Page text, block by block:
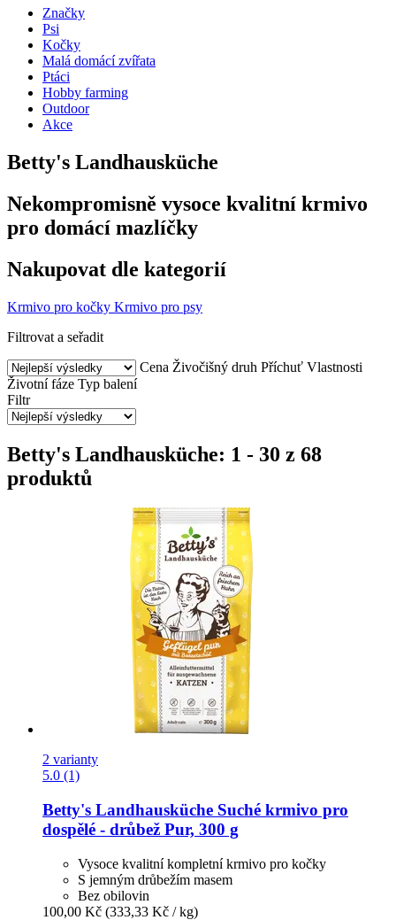
Značky
Psi
Kočky
Malá domácí zvířata
Ptáci
Hobby farming
Outdoor
Akce
Betty's Landhausküche
Nekompromisně vysoce kvalitní krmivo
pro domácí mazlíčky
Nakupovat dle kategorií
Krmivo pro kočky Krmivo pro psy
Filtrovat a seřadit
Cena Živočišný druh Příchuť Vlastnosti
Životní fáze Typ balení
Filtr
Betty's Landhausküche: 1 - 30 z 68
produktů
2 varianty
5.0 (1)
Betty's Landhausküche Suché krmivo pro
dospělé -​ drůbež Pur, 300 g
Vysoce kvalitní kompletní krmivo pro kočky
S jemným drůbežím masem
Bez obilovin
100,00 Kč (333,33 Kč / kg)